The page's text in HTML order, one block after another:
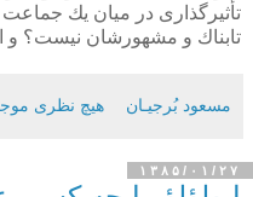
تأثیرگذاری در میان یك
تابناك و مشهورشان
مسعود بُرجيـان هیچ نظری
۱۳۸۵/۰۱/۲۷